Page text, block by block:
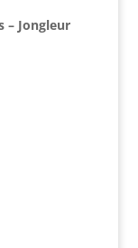
– Jongleur